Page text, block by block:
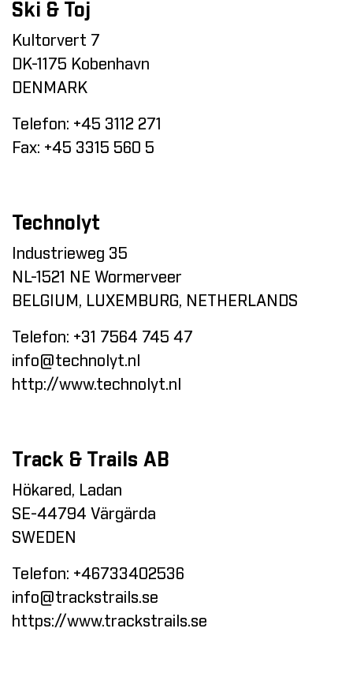
Ski & Toj
Kultorvert 7
DK-1175 Kobenhavn
DENMARK
Telefon: +45 3112 271
Fax: +45 3315 560 5
Technolyt
Industrieweg 35
NL-1521 NE Wormerveer
BELGIUM, LUXEMBURG, NETHERLANDS
Telefon: +31 7564 745 47
info@technolyt.nl
http://www.technolyt.nl
Track & Trails AB
Hökared, Ladan
SE-44794 Värgärda
SWEDEN
Telefon: +46733402536
info@trackstrails.se
https://www.trackstrails.se